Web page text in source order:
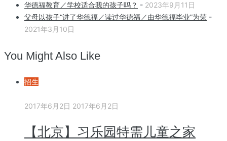
华德福教育／学校适合我的孩子吗？ - 2023年9月11日
父母以孩子“进了华德福／读过华德福／由华德福毕业”为荣 -
2021年3月10日
You Might Also Like
招生
2017年6月2日 2017年6月2日
【北京】习乐园特需儿童之家